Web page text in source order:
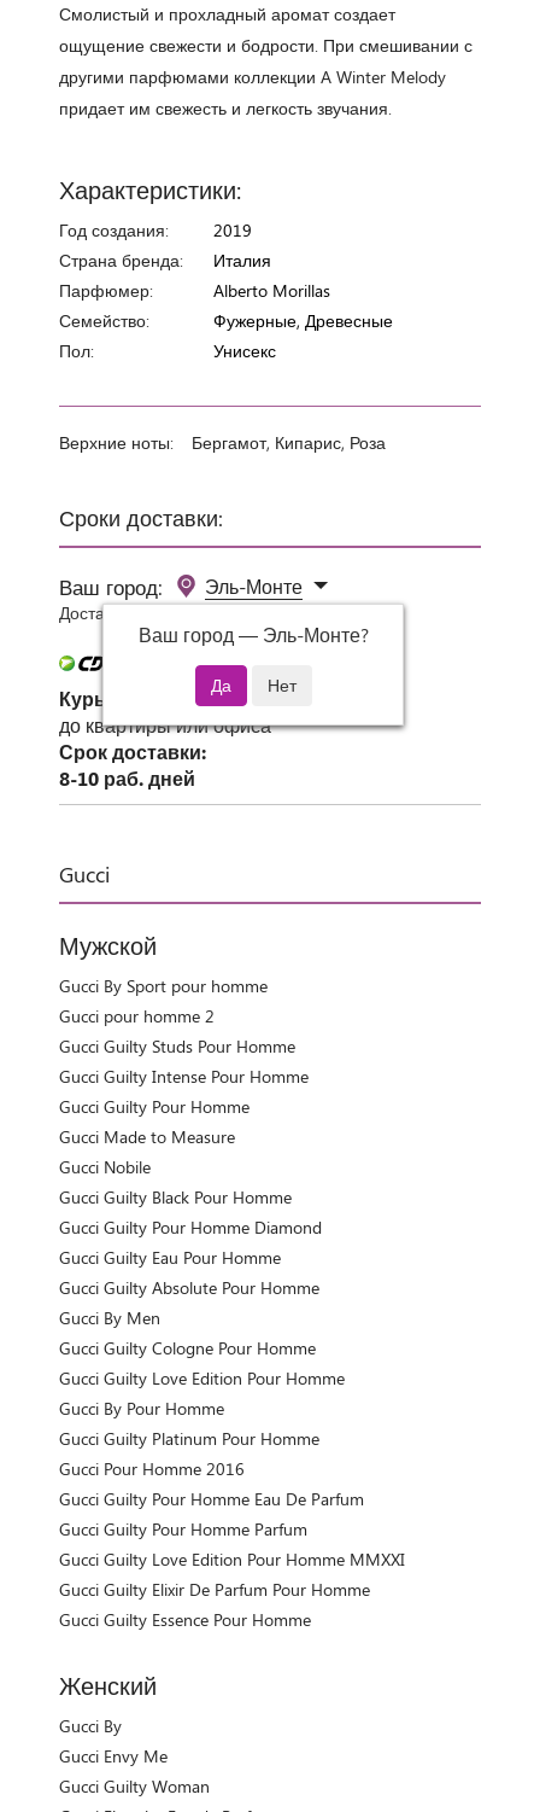
Сроки доставки:
Ваш город:
Эль-Монте
Ваш город — Эль-Монте?
Доставка 0 руб при заказе от 3000 руб.
Курьер СДЭК
до квартиры или офиса
Срок доставки:
8-10 раб. дней
Gucci
Мужской
Gucci By Sport pour homme
Gucci pour homme 2
Gucci Guilty Studs Pour Homme
Gucci Guilty Intense Pour Homme
Gucci Guilty Pour Homme
Gucci Made to Measure
Gucci Nobile
Gucci Guilty Black Pour Homme
Gucci Guilty Pour Homme Diamond
Gucci Guilty Eau Pour Homme
Gucci Guilty Absolute Pour Homme
Gucci By Men
Gucci Guilty Cologne Pour Homme
Gucci Guilty Love Edition Pour Homme
Gucci By Pour Homme
Gucci Guilty Platinum Pour Homme
Gucci Pour Homme 2016
Gucci Guilty Pour Homme Eau De Parfum
Gucci Guilty Pour Homme Parfum
Gucci Guilty Love Edition Pour Homme MMXXI
Gucci Guilty Elixir De Parfum Pour Homme
Gucci Guilty Essence Pour Homme
Женский
Gucci By
Gucci Envy Me
Gucci Guilty Woman
Смолистый и прохладный аромат создает
ощущение свежести и бодрости. При смешивании с
другими парфюмами коллекции A Winter Melody
придает им свежесть и легкость звучания.
Характеристики:
Год создания:
2019
Страна бренда:
Италия
Парфюмер:
Alberto Morillas
Семейство:
Фужерные, Древесные
Пол:
Унисекс
Верхние ноты: Бергамот, Кипарис, Роза